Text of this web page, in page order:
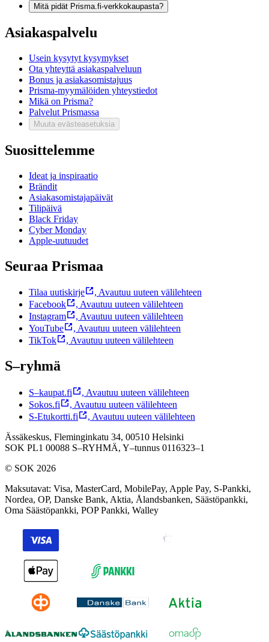
Mitä pidät Prisma.fi-verkkokaupasta?
Asiakaspalvelu
Usein kysytyt kysymykset
Ota yhteyttä asiakaspalveluun
Bonus ja asiakasomistajuus
Prisma-myymälöiden yhteystiedot
Mikä on Prisma?
Palvelut Prismassa
Muuta evästeasetuksia
Suosittelemme
Ideat ja inspiraatio
Brändit
Asiakasomistajapäivät
Tilipäivä
Black Friday
Cyber Monday
Apple-uutuudet
Seuraa Prismaa
Tilaa uutiskirje , Avautuu uuteen välilehteen
Facebook
, Avautuu uuteen välilehteen
Instagram
, Avautuu uuteen välilehteen
YouTube
, Avautuu uuteen välilehteen
TikTok
, Avautuu uuteen välilehteen
S–ryhmä
S–kaupat.fi , Avautuu uuteen välilehteen
Sokos.fi
, Avautuu uuteen välilehteen
S-Etukortti.fi
, Avautuu uuteen välilehteen
Ässäkeskus, Fleminginkatu 34, 00510 Helsinki
SOK PL1 00088 S–RYHMÄ, Y–tunnus 0116323–1
© SOK 2026
Maksutavat: Visa, MasterCard, MobilePay, Apple Pay, S-Pankki,
Nordea, OP, Danske Bank, Aktia, Ålandsbanken, Säästöpankki,
Oma Säästöpankki, POP Pankki, Walley